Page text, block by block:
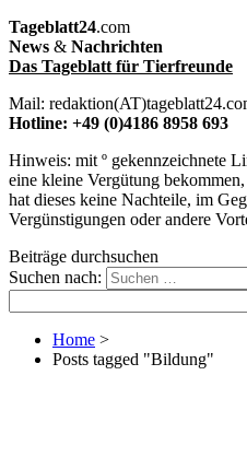
Tageblatt24.com
News & Nachrichten
Das Tageblatt für Tierfreunde
Mail:
Hotline: +49 (0)4186 8958 693
Hinweis: mit º gekennzeichnete
eine kleine Vergütung
hat dieses keine Nachteile, im
Vergünstigungen oder andere
Beiträge durchsuchen
Suchen nach:
Home >
Posts tagged "Bildung"